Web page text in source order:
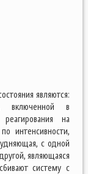
являются:
включенной в
реагирования на
интенсивности,
с одной
являющаяся
систему с